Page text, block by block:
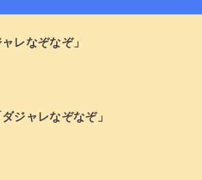
レなぞなぞ」
ジャレなぞなぞ」